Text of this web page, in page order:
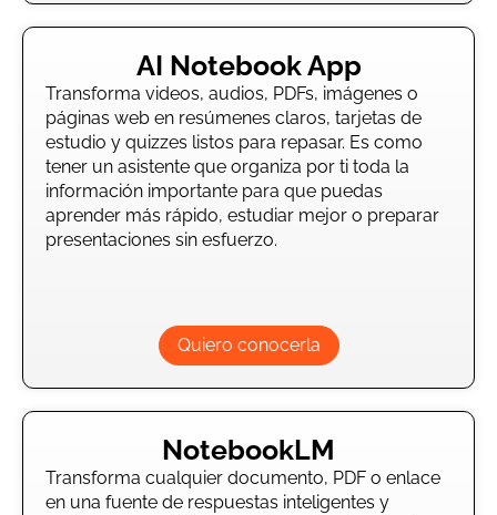
AI Notebook App
Transforma videos, audios, PDFs, imágenes o
páginas web en resúmenes claros, tarjetas de
estudio y quizzes listos para repasar. Es como
tener un asistente que organiza por ti toda la
información importante para que puedas
aprender más rápido, estudiar mejor o preparar
presentaciones sin esfuerzo.
Quiero conocerla
NotebookLM
Transforma cualquier documento, PDF o enlace
en una fuente de respuestas inteligentes y